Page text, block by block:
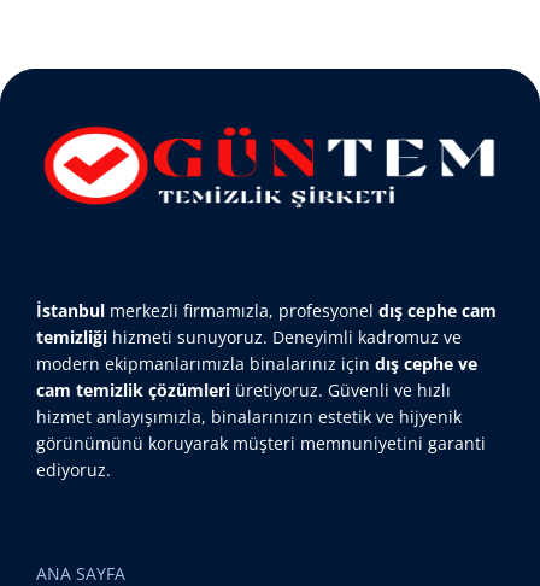
İstanbul merkezli firmamızla, profesyonel dış cephe cam
temizliği hizmeti sunuyoruz. Deneyimli kadromuz ve
modern ekipmanlarımızla binalarınız için dış cephe ve
cam temizlik çözümleri üretiyoruz. Güvenli ve hızlı
hizmet anlayışımızla, binalarınızın estetik ve hijyenik
görünümünü koruyarak müşteri memnuniyetini garanti
ediyoruz.
ANA SAYFA